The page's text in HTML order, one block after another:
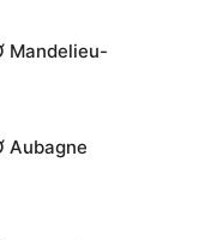
Mandelieu-
Aubagne